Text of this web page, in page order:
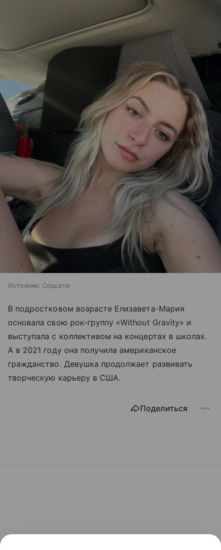
Источник: Соцсети
В подростковом возрасте Елизавета-Мария
основала свою рок-группу «Without Gravity» и
выступала с коллективом на концертах в школах.
А в 2021 году она получила американское
гражданство. Девушка продолжает развивать
творческую карьеру в США.
Поделиться